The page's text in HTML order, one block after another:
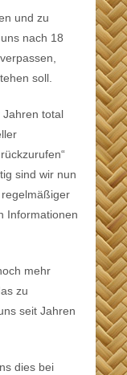
und zu
nach 18
soll.
Jahren total
sind wir nun
Informationen
mehr
zu
seit Jahren
dies bei